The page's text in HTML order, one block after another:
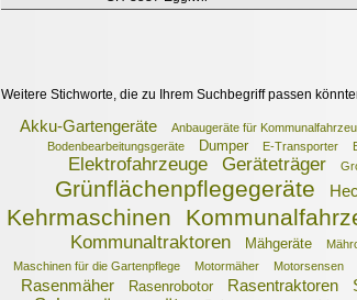
Weitere Stichworte, die zu Ihrem Suchbegriff passen
Akku-Gartengeräte Anbaugeräte für
Bodenbearbeitungsgeräte
Dumper E-Transporter
Elektrofahrzeuge Geräteträger
Grünflächenpflegegeräte
Kehrmaschinen
Kommunaltraktoren Mähgeräte
Maschinen für die Gartenpflege
Motormäher Motorsensen
Rasenmäher Rasenrobotor Rasentraktoren